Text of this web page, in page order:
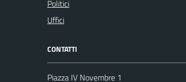
Politici
Uffici
CONTATTI
Piazza IV Novembre 1